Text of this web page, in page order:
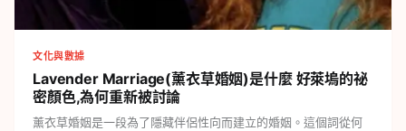
文化與數據
Lavender Marriage(薰衣草婚姻)是什麼 好萊塢的祕
密顏色,為何重新被討論
薰衣草婚姻是一段為了隱藏伴侶性向而建立的婚姻。這個詞從何